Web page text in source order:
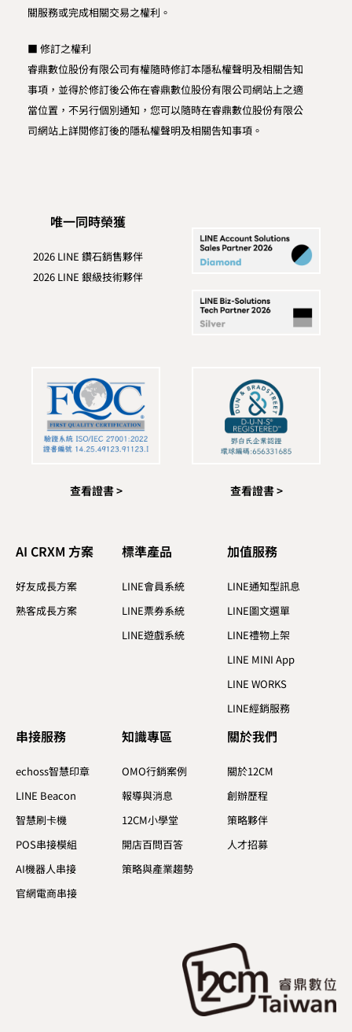
關服務或完成相關交易之權利。
■ 修訂之權利
睿鼎數位股份有限公司有權隨時修訂本隱私權聲明及相關告知
事項，並得於修訂後公佈在睿鼎數位股份有限公司網站上之適
當位置，不另行個別通知，您可以隨時在睿鼎數位股份有限公
司網站上詳閱修訂後的隱私權聲明及相關告知事項。
唯一同時榮獲
2026 LINE 鑽石銷售夥伴
2026 LINE 銀級技術夥伴
查看證書 > 查看證書 >
AI CRXM 方案
好友成長方案
熟客成長方案
標準產品​
LINE會員系統
LINE票券系統
LINE遊戲系統
加值服務​
LINE通知型訊息
LINE圖文選單
LINE禮物上架
LINE MINI App
LINE WORKS
LINE經銷服務
串接服務
echoss智慧印章
LINE Beacon
智慧刷卡機
POS串接模組
AI機器人串接
官網電商串接
知識專區​
OMO行銷案例
報導與消息
12CM小學堂
開店百問百答
策略與產業趨勢
關於我們​
關於12CM
創辦歷程
策略夥伴
人才招募